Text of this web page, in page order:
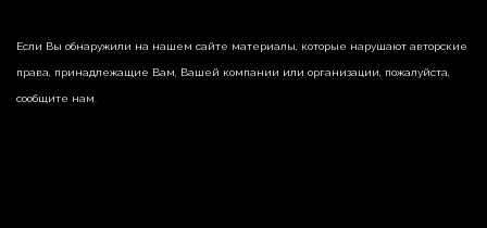
Если Вы обнаружили на нашем сайте материалы, которые нарушают авторские
права, принадлежащие Вам, Вашей компании или организации, пожалуйста,
сообщите нам.